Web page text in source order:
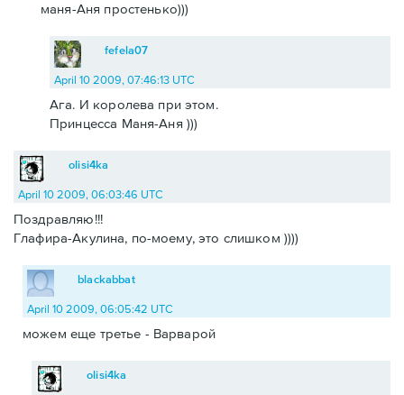
маня-Аня простенько)))
fefela07
April 10 2009, 07:46:13 UTC
Ага. И королева при этом.
Принцесса Маня-Аня )))
olisi4ka
April 10 2009, 06:03:46 UTC
Поздравляю!!!
Глафира-Акулина, по-моему, это слишком ))))
blackabbat
April 10 2009, 06:05:42 UTC
можем еще третье - Варварой
olisi4ka